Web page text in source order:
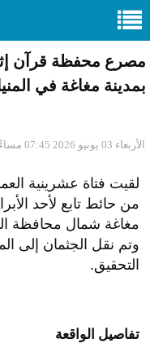
مصرع محفظة قرآن
بمدينة مغاغة في
الأربعاء 03 يونيو 2026 07:45 مساءً
لقيت فتاة عشرينية
من حائط تابع لأحد
مغاغة شمال محافظة
وتم نقل الجثمان
التحقيق.
تفاصيل الواقعة